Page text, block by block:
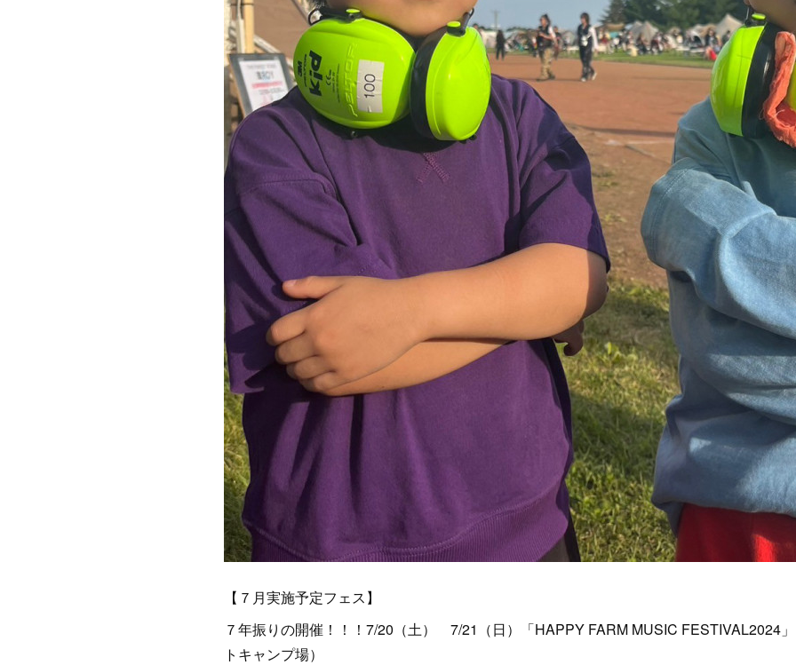
【７月実施予定フェス】
７年振りの開催！！！7/20（土） 7/21（日）「HAPPY FARM MUSIC FESTIVAL2024
トキャンプ場）